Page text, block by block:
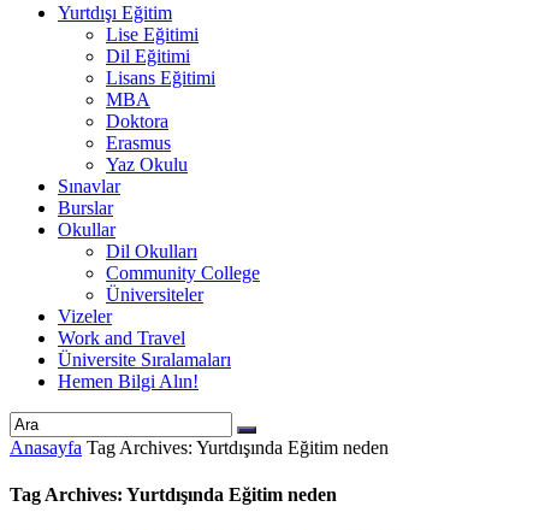
Yurtdışı Eğitim
Lise Eğitimi
Dil Eğitimi
Lisans Eğitimi
MBA
Doktora
Erasmus
Yaz Okulu
Sınavlar
Burslar
Okullar
Dil Okulları
Community College
Üniversiteler
Vizeler
Work and Travel
Üniversite Sıralamaları
Hemen Bilgi Alın!
Anasayfa Tag Archives: Yurtdışında Eğitim neden
Tag Archives: Yurtdışında Eğitim neden